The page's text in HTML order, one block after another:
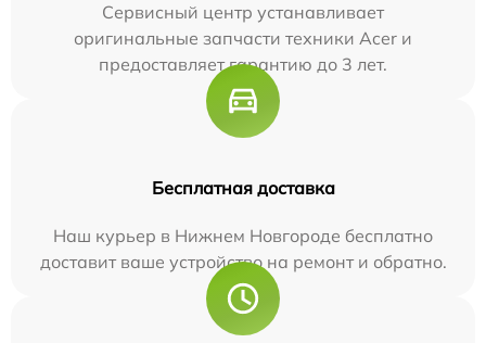
Сервисный центр устанавливает
оригинальные запчасти техники Acer и
предоставляет гарантию до 3 лет.
Бесплатная доставка
Наш курьер в Нижнем Новгороде бесплатно
доставит ваше устройство на ремонт и обратно.